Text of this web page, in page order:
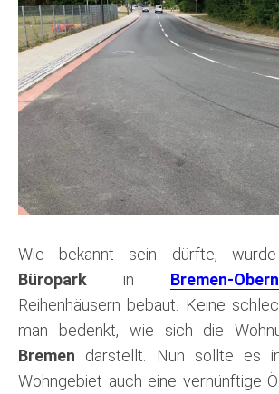
Wie bekannt sein dürfte,
Büropark in Bremen-
Reihenhäusern bebaut. Keine
man bedenkt, wie sich die
Bremen darstellt. Nun sollte es
Wohngebiet auch eine vernünftige